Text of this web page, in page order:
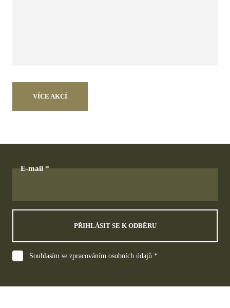
VÍCE AKCÍ
E-mail
PŘIHLÁSIT SE K ODBĚRU
Souhlasím se zpracováním osobních údajů *